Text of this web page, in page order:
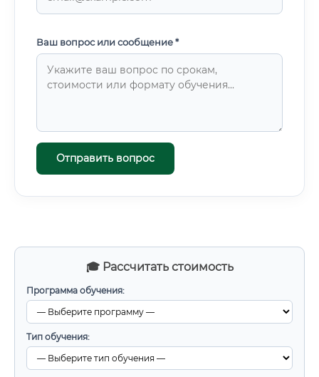
🎓 Рассчитать стоимость
Программа обучения:
Тип обучения:
Ваш вопрос или сообщение *
Отправить вопрос